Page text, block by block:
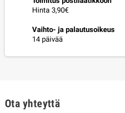
Hinta 3,90€
Vaihto- ja palautusoikeus
14 päivää
Ota yhteyttä